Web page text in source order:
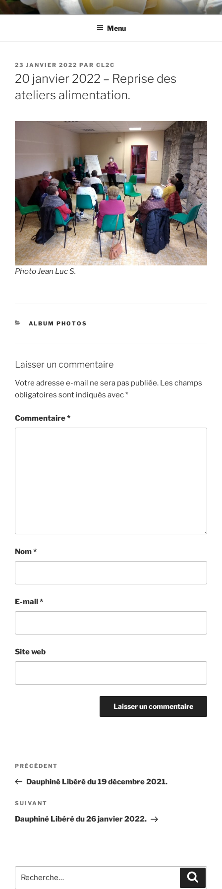
Aller
au
CL2C
Association dédiée à la culture et aux loisirs à Cognin (73)
Menu
PUBLIÉ
LE
23 JANVIER 2022 PAR CL2C
20 janvier 2022 – Reprise des
ateliers alimentation.
Photo Jean Luc S.
CATÉGORIES
ALBUM PHOTOS
Laisser un commentaire
Votre adresse e-mail ne sera pas publiée. Les champs
obligatoires sont indiqués avec*
Commentaire*
Nom*
E-mail*
Site web
Navigation
l’article
Article
précédent
PRÉCÉDENT
Dauphiné Libéré du 19 décembre 2021.
Article
suivant
SUIVANT
Dauphiné Libéré du 26 janvier 2022.
pour